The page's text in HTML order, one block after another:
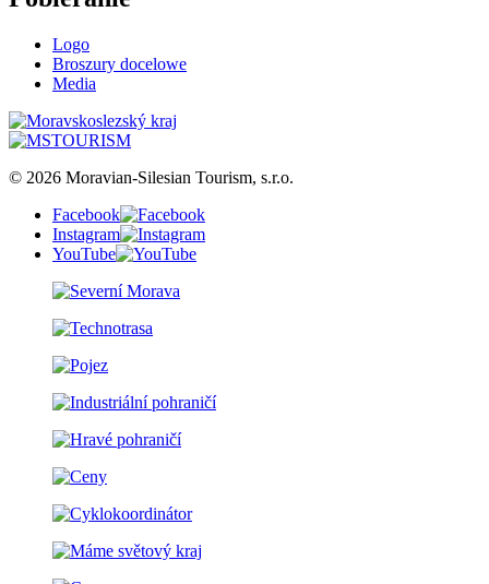
Logo
Broszury docelowe
Media
© 2026 Moravian-Silesian Tourism, s.r.o.
Facebook
Instagram
YouTube